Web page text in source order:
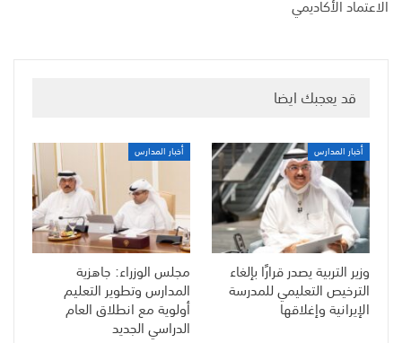
الاعتماد الأكاديمي
قد يعجبك ايضا
أخبار المدارس
وزير التربية يصدر قرارًا بإلغاء
الترخيص التعليمي للمدرسة
الإيرانية وإغلاقها
أخبار المدارس
مجلس الوزراء: جاهزية
المدارس وتطوير التعليم
أولوية مع انطلاق العام
الدراسي الجديد